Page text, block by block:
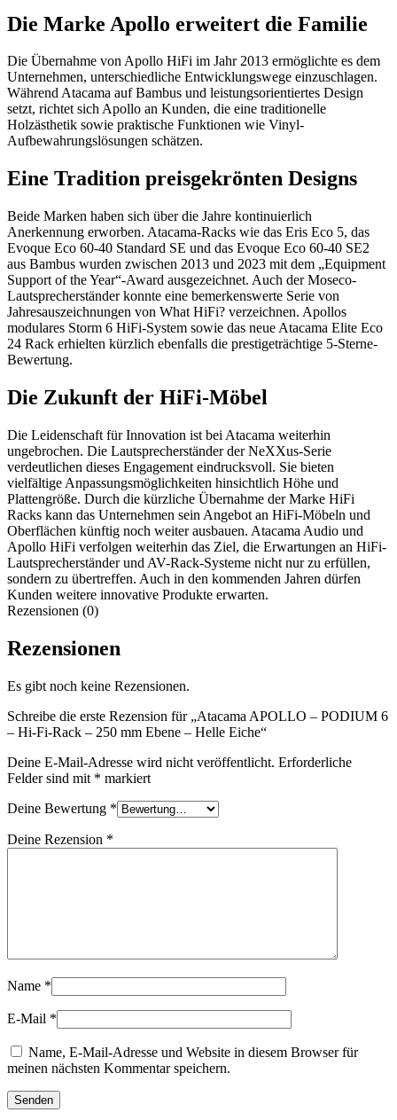
Die Marke Apollo erweitert die Familie
Die Übernahme von Apollo HiFi im Jahr 2013 ermöglichte es dem
Unternehmen, unterschiedliche Entwicklungswege einzuschlagen.
Während Atacama auf Bambus und leistungsorientiertes Design
setzt, richtet sich Apollo an Kunden, die eine traditionelle
Holzästhetik sowie praktische Funktionen wie Vinyl-
Aufbewahrungslösungen schätzen.
Eine Tradition preisgekrönten Designs
Beide Marken haben sich über die Jahre kontinuierlich
Anerkennung erworben. Atacama-Racks wie das Eris Eco 5, das
Evoque Eco 60-40 Standard SE und das Evoque Eco 60-40 SE2
aus Bambus wurden zwischen 2013 und 2023 mit dem „Equipment
Support of the Year“-Award ausgezeichnet. Auch der Moseco-
Lautsprecherständer konnte eine bemerkenswerte Serie von
Jahresauszeichnungen von What HiFi? verzeichnen. Apollos
modulares Storm 6 HiFi-System sowie das neue Atacama Elite Eco
24 Rack erhielten kürzlich ebenfalls die prestigeträchtige 5-Sterne-
Bewertung.
Die Zukunft der HiFi-Möbel
Die Leidenschaft für Innovation ist bei Atacama weiterhin
ungebrochen. Die Lautsprecherständer der NeXXus-Serie
verdeutlichen dieses Engagement eindrucksvoll. Sie bieten
vielfältige Anpassungsmöglichkeiten hinsichtlich Höhe und
Plattengröße. Durch die kürzliche Übernahme der Marke HiFi
Racks kann das Unternehmen sein Angebot an HiFi-Möbeln und
Oberflächen künftig noch weiter ausbauen. Atacama Audio und
Apollo HiFi verfolgen weiterhin das Ziel, die Erwartungen an HiFi-
Lautsprecherständer und AV-Rack-Systeme nicht nur zu erfüllen,
sondern zu übertreffen. Auch in den kommenden Jahren dürfen
Kunden weitere innovative Produkte erwarten.
Rezensionen (0)
Rezensionen
Es gibt noch keine Rezensionen.
Schreibe die erste Rezension für „Atacama APOLLO – PODIUM 6
– Hi-Fi-Rack – 250 mm Ebene – Helle Eiche“
Deine E-Mail-Adresse wird nicht veröffentlicht. Erforderliche
Felder sind mit * markiert
Deine Bewertung *
Deine Rezension *
Name *
E-Mail *
Name, E-Mail-Adresse und Website in diesem Browser für
meinen nächsten Kommentar speichern.